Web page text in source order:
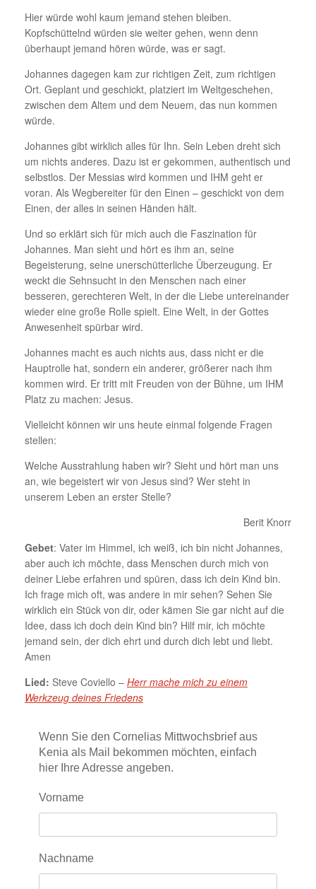
Hier würde wohl kaum jemand stehen bleiben.
Kopfschüttelnd würden sie weiter gehen, wenn denn
überhaupt jemand hören würde, was er sagt.
Johannes dagegen kam zur richtigen Zeit, zum richtigen
Ort. Geplant und geschickt, platziert im Weltgeschehen,
zwischen dem Altem und dem Neuem, das nun kommen
würde.
Johannes gibt wirklich alles für Ihn. Sein Leben dreht sich
um nichts anderes. Dazu ist er gekommen, authentisch und
selbstlos. Der Messias wird kommen und IHM geht er
voran. Als Wegbereiter für den Einen – geschickt von dem
Einen, der alles in seinen Händen hält.
Und so erklärt sich für mich auch die Faszination für
Johannes. Man sieht und hört es ihm an, seine
Begeisterung, seine unerschütterliche Überzeugung. Er
weckt die Sehnsucht in den Menschen nach einer
besseren, gerechteren Welt, in der die Liebe untereinander
wieder eine große Rolle spielt. Eine Welt, in der Gottes
Anwesenheit spürbar wird.
Johannes macht es auch nichts aus, dass nicht er die
Hauptrolle hat, sondern ein anderer, größerer nach ihm
kommen wird. Er tritt mit Freuden von der Bühne, um IHM
Platz zu machen: Jesus.
Vielleicht können wir uns heute einmal folgende Fragen
stellen:
Welche Ausstrahlung haben wir? Sieht und hört man uns
an, wie begeistert wir von Jesus sind? Wer steht in
unserem Leben an erster Stelle?
Berit Knorr
Gebet: Vater im Himmel, ich weiß, ich bin nicht Johannes,
aber auch ich möchte, dass Menschen durch mich von
deiner Liebe erfahren und spüren, dass ich dein Kind bin.
Ich frage mich oft, was andere in mir sehen? Sehen Sie
wirklich ein Stück von dir, oder kämen Sie gar nicht auf die
Idee, dass ich doch dein Kind bin? Hilf mir, ich möchte
jemand sein, der dich ehrt und durch dich lebt und liebt.
Amen
Lied: Steve Coviello – Herr mache mich zu einem
Werkzeug deines Friedens
Wenn Sie den Cornelias Mittwochsbrief aus
Kenia als Mail bekommen möchten, einfach
hier Ihre Adresse angeben.
Vorname
Nachname